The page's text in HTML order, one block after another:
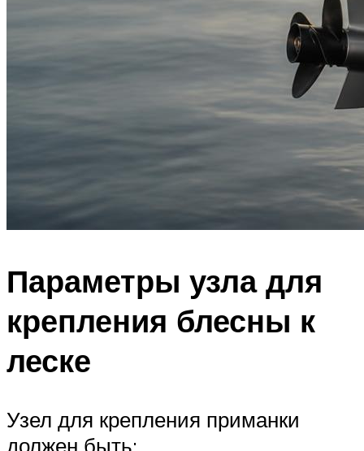
Параметры узла для
крепления блесны к
леске
Узел для крепления приманки
должен быть: